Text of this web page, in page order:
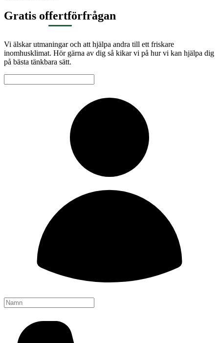
Gratis offertförfrågan
Vi älskar utmaningar och att hjälpa andra till ett friskare
inomhusklimat. Hör gärna av dig så kikar vi på hur vi kan hjälpa dig
på bästa tänkbara sätt.